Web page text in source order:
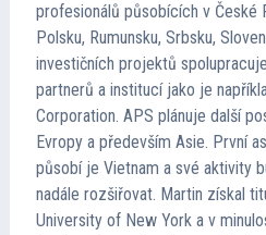
profesionálů působících v České
Polsku, Rumunsku, Srbsku,
investičních projektů
partnerů a institucí jako je
Corporation. APS plánuje další
Evropy a především Asie. První
působí je Vietnam a své aktivity
nadále rozšiřovat. Martin získal
University of New York a v